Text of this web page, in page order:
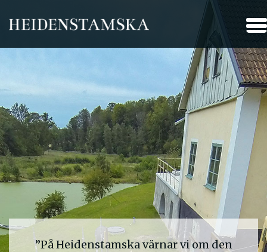
”På Heidenstamska värnar vi om den